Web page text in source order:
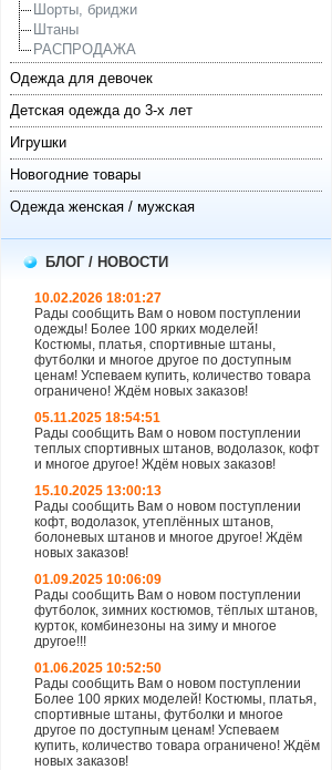
Шорты, бриджи
Штаны
РАСПРОДАЖА
Одежда для девочек
Детская одежда до 3-х лет
Игрушки
Новогодние товары
Одежда женская / мужская
БЛОГ / НОВОСТИ
10.02.2026 18:01:27
Рады сообщить Вам о новом поступлении
одежды! Более 100 ярких моделей!
Костюмы, платья, спортивные штаны,
футболки и многое другое по доступным
ценам! Успеваем купить, количество товара
ограничено! Ждём новых заказов!
05.11.2025 18:54:51
Рады сообщить Вам о новом поступлении
теплых спортивных штанов, водолазок, кофт
и многое другое! Ждём новых заказов!
15.10.2025 13:00:13
Рады сообщить Вам о новом поступлении
кофт, водолазок, утеплённых штанов,
болоневых штанов и многое другое! Ждём
новых заказов!
01.09.2025 10:06:09
Рады сообщить Вам о новом поступлении
футболок, зимних костюмов, тёплых штанов,
курток, комбинезоны на зиму и многое
другое!!!
01.06.2025 10:52:50
Рады сообщить Вам о новом поступлении
Более 100 ярких моделей! Костюмы, платья,
спортивные штаны, футболки и многое
другое по доступным ценам! Успеваем
купить, количество товара ограничено! Ждём
новых заказов!